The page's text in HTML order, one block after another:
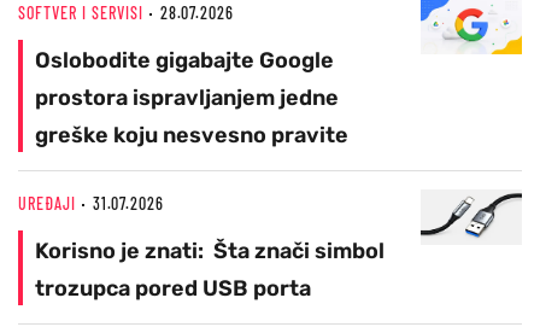
SOFTVER I SERVISI 28.07.2026
Oslobodite gigabajte Google
prostora ispravljanjem jedne
greške koju nesvesno pravite
UREĐAJI 31.07.2026
Korisno je znati: Šta znači simbol
trozupca pored USB porta